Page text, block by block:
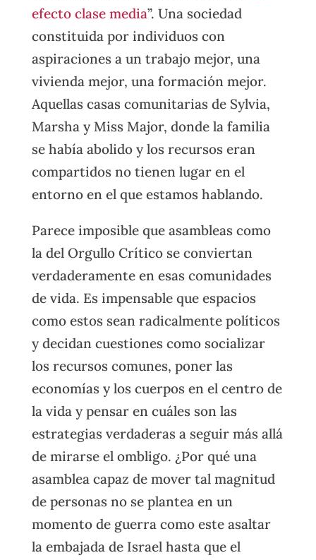
efecto clase media”. Una sociedad
constituida por individuos con
aspiraciones a un trabajo mejor, una
vivienda mejor, una formación mejor.
Aquellas casas comunitarias de Sylvia,
Marsha y Miss Major, donde la familia
se había abolido y los recursos eran
compartidos no tienen lugar en el
entorno en el que estamos hablando.
Parece imposible que asambleas como
la del Orgullo Crítico se conviertan
verdaderamente en esas comunidades
de vida. Es impensable que espacios
como estos sean radicalmente políticos
y decidan cuestiones como socializar
los recursos comunes, poner las
economías y los cuerpos en el centro de
la vida y pensar en cuáles son las
estrategias verdaderas a seguir más allá
de mirarse el ombligo. ¿Por qué una
asamblea capaz de mover tal magnitud
de personas no se plantea en un
momento de guerra como este asaltar
la embajada de Israel hasta que el